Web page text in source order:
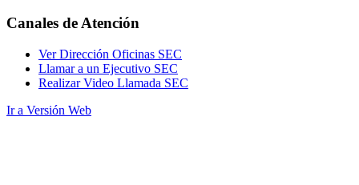
Canales de Atención
Ver Dirección Oficinas SEC
Llamar a un Ejecutivo SEC
Realizar Video Llamada SEC
Ir a Versión Web